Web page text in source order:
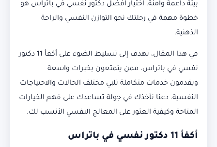
بيئة داعمة وآمنة. اختيار افضل دكتور نفسي في باتراس هو
خطوة مهمة في رحلتك نحو التوازن النفسي والراحة
الذهنية.
في هذا المقال، نهدف إلى تسليط الضوء على أكفأ 11 دكتور
نفسي في باتراس، ممن يتمتعون بخبرات واسعة
ويقدمون خدمات متكاملة تلبي مختلف الحالات والاحتياجات
النفسية. دعنا نأخذك في جولة تساعدك على فهم الخيارات
المتاحة وكيفية العثور على المعالج النفسي الأنسب لك.
أكفأ 11 دكتور نفسي في باتراس